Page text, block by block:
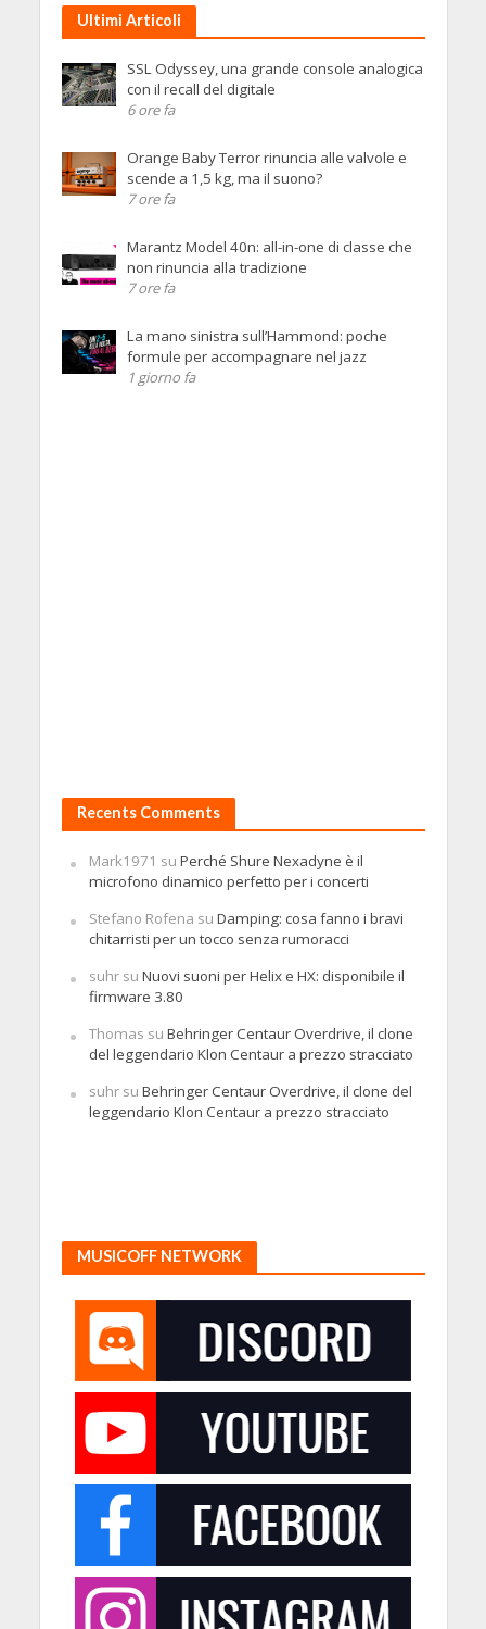
Ultimi Articoli
SSL Odyssey, una grande console analogica
con il recall del digitale
6 ore fa
Orange Baby Terror rinuncia alle valvole e
scende a 1,5 kg, ma il suono?
7 ore fa
Marantz Model 40n: all-in-one di classe che
non rinuncia alla tradizione
7 ore fa
La mano sinistra sull’Hammond: poche
formule per accompagnare nel jazz
1 giorno fa
Recents Comments
Mark1971 su Perché Shure Nexadyne è il
microfono dinamico perfetto per i concerti
Stefano Rofena su Damping: cosa fanno i bravi
chitarristi per un tocco senza rumoracci
suhrsu Nuovi suoni per Helix e HX: disponibile il
firmware 3.80
Thomas su Behringer Centaur Overdrive, il clone
del leggendario Klon Centaur a prezzo stracciato
suhrsu Behringer Centaur Overdrive, il clone del
leggendario Klon Centaur a prezzo stracciato
MUSICOFF NETWORK